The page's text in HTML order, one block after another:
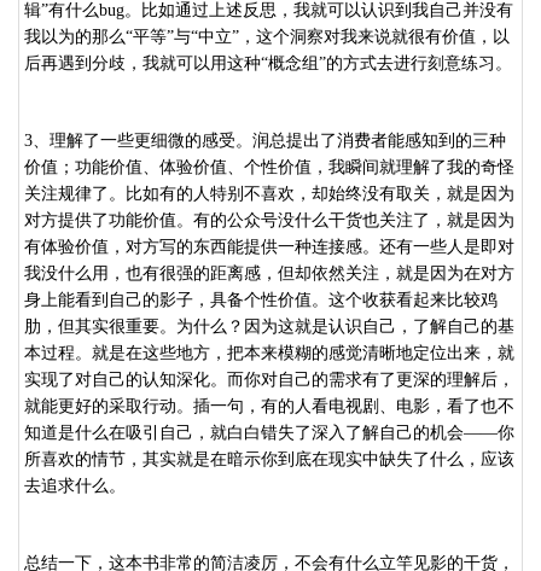
辑”有什么bug。比如通过上述反思，我就可以认识到我自己并没有
我以为的那么“平等”与“中立”，这个洞察对我来说就很有价值，以
后再遇到分歧，我就可以用这种“概念组”的方式去进行刻意练习。
3、理解了一些更细微的感受。润总提出了消费者能感知到的三种
价值；功能价值、体验价值、个性价值，我瞬间就理解了我的奇怪
关注规律了。比如有的人特别不喜欢，却始终没有取关，就是因为
对方提供了功能价值。有的公众号没什么干货也关注了，就是因为
有体验价值，对方写的东西能提供一种连接感。还有一些人是即对
我没什么用，也有很强的距离感，但却依然关注，就是因为在对方
身上能看到自己的影子，具备个性价值。这个收获看起来比较鸡
肋，但其实很重要。为什么？因为这就是认识自己，了解自己的基
本过程。就是在这些地方，把本来模糊的感觉清晰地定位出来，就
实现了对自己的认知深化。而你对自己的需求有了更深的理解后，
就能更好的采取行动。插一句，有的人看电视剧、电影，看了也不
知道是什么在吸引自己，就白白错失了深入了解自己的机会——你
所喜欢的情节，其实就是在暗示你到底在现实中缺失了什么，应该
去追求什么。
总结一下，这本书非常的简洁凌厉，不会有什么立竿见影的干货，